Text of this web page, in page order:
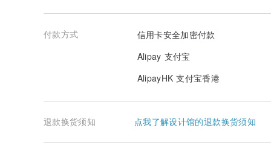
付款方式
信用卡安全加密付款
Alipay 支付宝
AlipayHK 支付宝香港
退款换货须知 点我了解设计馆的退款换货须知